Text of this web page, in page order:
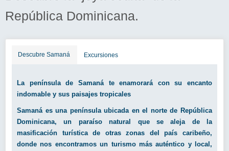
República Dominicana.
Descubre Samaná Excursiones
La península de Samaná te enamorará con su encanto
indomable y sus paisajes tropicales
Samaná es una península ubicada en el norte de República
Dominicana, un paraíso natural que se aleja de la
masificación turística de otras zonas del país caribeño,
donde nos encontramos un turismo más auténtico y local,